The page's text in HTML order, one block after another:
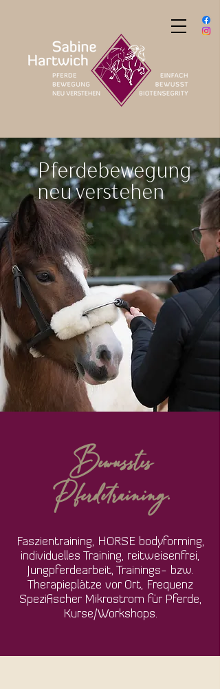
Pferdebewegung
neu verstehen
Bewusstes
Pferdetraining.
Faszientraining, HORSE bodyforming,
individuelles Training, reitweisenfrei,
Jungpferdearbeit, Trainings- bzw.
Therapieplätze vor Ort, Frequenz
Spezifischer Mikrostrom für Pferde,
Kurse/Workshops.